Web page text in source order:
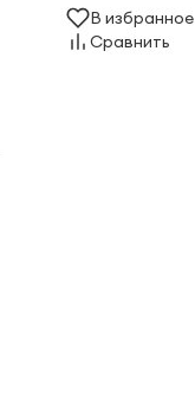
В избранное
Сравнить